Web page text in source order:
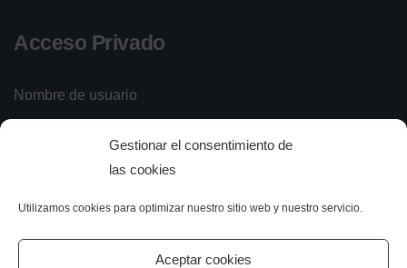
Gestionar el consentimiento de
las cookies
Utilizamos cookies para optimizar nuestro sitio web y nuestro servicio.
Aceptar cookies
Acceso Privado
Nombre de usuario
Olvidé mi contraseña